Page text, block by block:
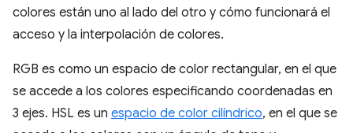
colores están uno al lado del otro y cómo funcionará el
acceso y la interpolación de colores.
RGB es como un espacio de color rectangular, en el que
se accede a los colores especificando coordenadas en
3 ejes. HSL es un espacio de color cilíndrico, en el que se